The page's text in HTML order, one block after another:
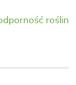
roślin